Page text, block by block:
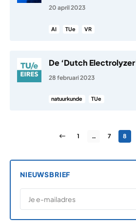
20 april 2023
AI TUe VR
De ‘Dutch
28 februari 2023
natuurkunde TUe
Berichten paginering
Vorige pagina
Pagina
1 … Pagina
7 8
NIEUWSBRIEF
E-MAILADRES
*